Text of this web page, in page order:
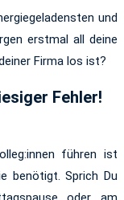
und
erstmal all deine
Firma los ist?
Fehler!
führen ist
benötigt. Sprich Du